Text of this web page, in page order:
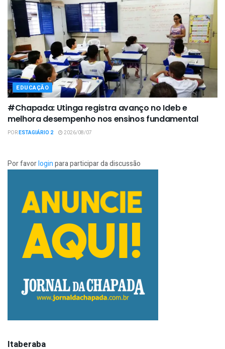
EDUCAÇÃO
#Chapada: Utinga registra avanço no Ideb e
melhora desempenho nos ensinos fundamental
PORESTAGIÁRIO 2 2026/08/07
Por favorloginpara participar da discussão
Itaberaba